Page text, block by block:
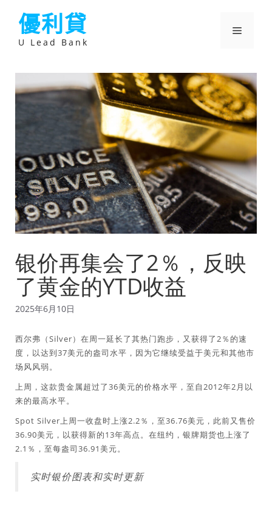
優利貸
U Lead Bank
選
银价再集会了2％，反映
了黄金的YTD收益
2025年6月10日
西尔弗（Silver）在周一延长了其热门跑步，又获得了2％的速
度，以达到37美元的盎司水平，因为它继续受益于美元和其他市
场风风弱。
上周，这款贵金属超过了36美元的价格水平，至自2012年2月以
来的最高水平。
Spot Silver上周一收盘时上涨2.2％，至36.76美元，此前又售价
36.90美元，以获得新的13年高点。在纽约，银牌期货也上涨了
2.1％，至每盎司36.91美元。
实时银价图表和实时更新